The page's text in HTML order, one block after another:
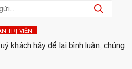
TRỊ VIÊN
khách hãy để lại bình luận, chúng